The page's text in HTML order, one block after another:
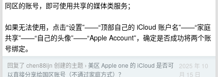
同区的账号，即可使用共享的媒体类服务；
如果无法使用，点击“设置”——“顶部自己的 iCloud 账户名”——“家庭
共享”——“自己的头像”——“Apple Account”，确定是否成功将两个账
号绑定。
回复了 chen88ijn 创建的主题 › 美区 Apple one 的 iCloud 是否可
以直接分享给国区账号（不通过家庭方式）？
2025 年 10
月 15 日